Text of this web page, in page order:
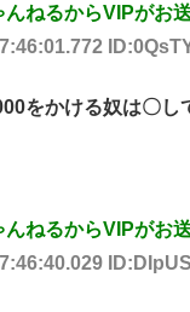
んねるからVIPがお
をかける奴は〇し
んねるからVIPがお